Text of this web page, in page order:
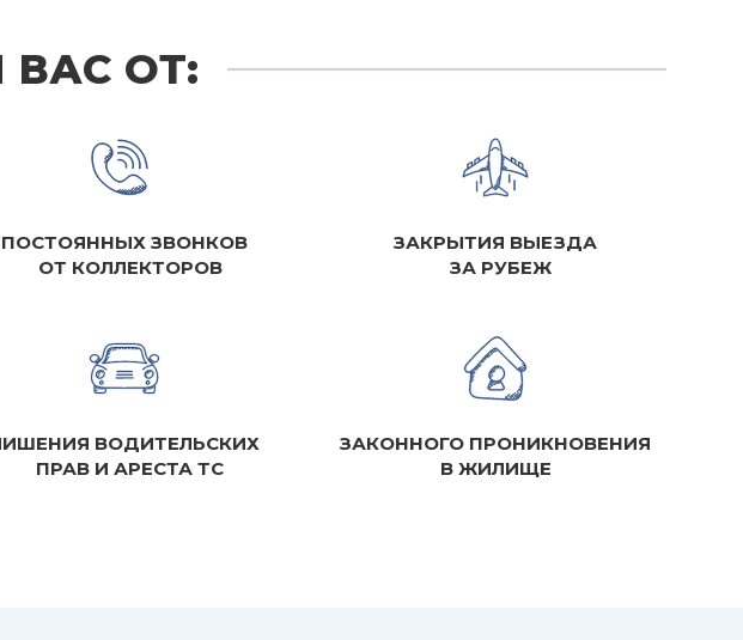
ОТ:
ПОСТОЯННЫХ ЗВОНКОВ
ОТ КОЛЛЕКТОРОВ
ЗАКРЫТИЯ ВЫЕЗДА
ЗА РУБЕЖ
ВОДИТЕЛЬСКИХ
ПРАВ И АРЕСТА ТС
ЗАКОННОГО ПРОНИКНОВЕНИЯ
В ЖИЛИЩЕ